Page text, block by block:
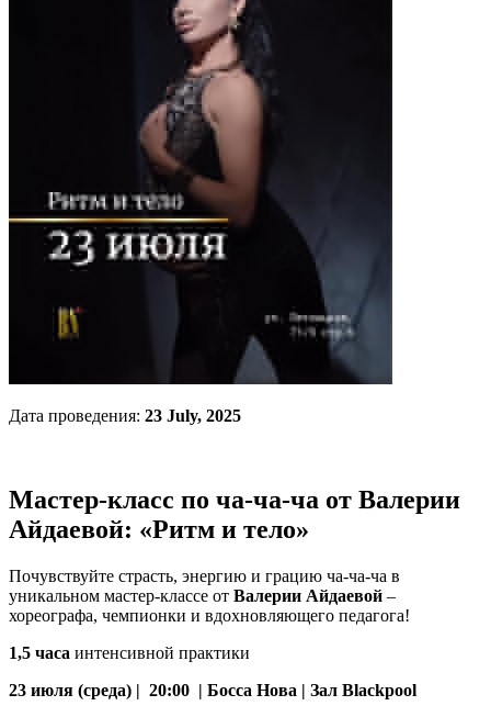
Дата проведения: 23 July, 2025
Мастер-класс по ча-ча-ча от Валерии
Айдаевой: «Ритм и тело»
Почувствуйте страсть, энергию и грацию ча-ча-ча в
уникальном мастер-классе от Валерии Айдаевой –
хореографа, чемпионки и вдохновляющего педагога!
1,5 часа интенсивной практики
23 июля (среда) | 20:00 | Босса Нова | Зал Blackpool